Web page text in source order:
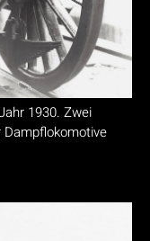
1930. Zwei